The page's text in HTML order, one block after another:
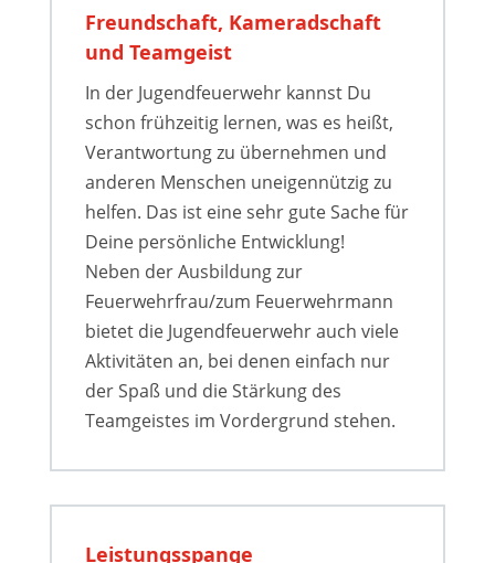
Freundschaft, Kameradschaft
und Teamgeist
In der Jugendfeuerwehr kannst Du
schon frühzeitig lernen, was es heißt,
Verantwortung zu übernehmen und
anderen Menschen uneigennützig zu
helfen. Das ist eine sehr gute Sache für
Deine persönliche Entwicklung!
Neben der Ausbildung zur
Feuerwehrfrau/zum Feuerwehrmann
bietet die Jugendfeuerwehr auch viele
Aktivitäten an, bei denen einfach nur
der Spaß und die Stärkung des
Teamgeistes im Vordergrund stehen.
Leistungsspange